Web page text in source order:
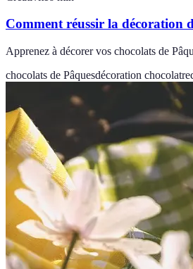
Comment réussir la décoration
Apprenez à décorer vos chocolats de
chocolats de Pâquesdécoration chocolat